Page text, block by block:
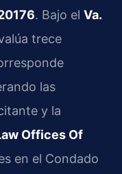
. Bajo el Va.
trece
las
y la
Offices Of
en el Condado